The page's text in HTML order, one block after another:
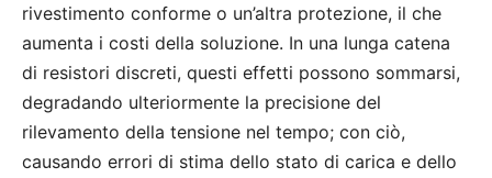
rivestimento conforme o un’altra protezione, il che
aumenta i costi della soluzione. In una lunga catena
di resistori discreti, questi effetti possono sommarsi,
degradando ulteriormente la precisione del
rilevamento della tensione nel tempo; con ciò,
causando errori di stima dello stato di carica e dello